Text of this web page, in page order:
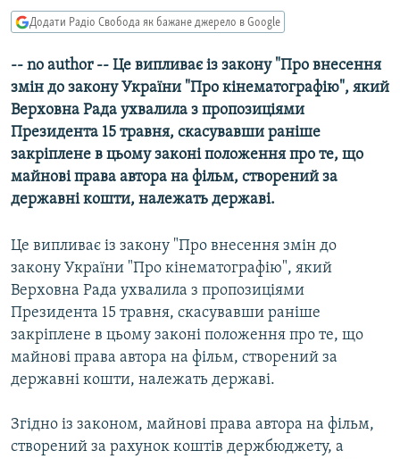
УКРАЇНА
СХЕМИ
МУЛЬТИМЕДІА
ФОТО
СПЕЦПРОЄКТИ
ПОДКАСТИ
РУС
УКР
КТАТ
ДОЛУЧАЙСЯ!
Додати Радіо Свобода як бажане джерело в Google
-- no author -- Це випливає iз закону "Про внесення
змiн до закону України "Про кiнематографiю", який
Верховна Рада ухвалила з пропозицiями
Президента 15 травня, скасувавши ранiше
закрiплене в цьому законi положення про те, що
майновi права автора на фiльм, створений за
державнi кошти, належать державi.
Це випливає iз закону "Про внесення змiн до
закону України "Про кiнематографiю", який
Верховна Рада ухвалила з пропозицiями
Президента 15 травня, скасувавши ранiше
закрiплене в цьому законi положення про те, що
майновi права автора на фiльм, створений за
державнi кошти, належать державi.
Згiдно iз законом, майновi права автора на фiльм,
створений за рахунок коштiв держбюджету, а